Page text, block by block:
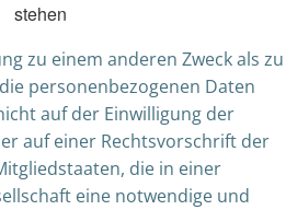
stehen
zu einem anderen Zweck als zu
personenbezogenen Daten
auf der Einwilligung der
auf einer Rechtsvorschrift der
die in einer
eine notwendige und